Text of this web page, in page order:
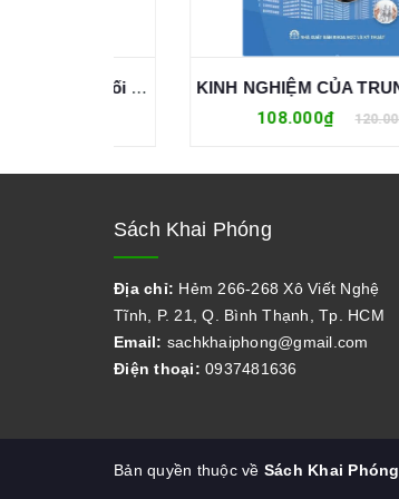
KINH NGHIỆM CỦA TRUNG QUỐC VỀ XÂY DỰNG CHÍNH SÁCH XÃ HỘI, AN SINH XÃ HỘI VÀ BÀI HỌC CHO VIỆT NAM
108.000₫ 120.000₫
Sách Khai Phóng
Địa chỉ: Hẻm 266-268 Xô Viết Nghệ
Tĩnh, P. 21, Q. Bình Thạnh, Tp. HCM
Email: sachkhaiphong@gmail.com
Điện thoại: 0937481636
Bản quyền thuộc về Sách Khai Phóng